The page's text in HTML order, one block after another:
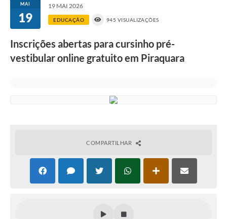
MAI
19
19 MAI 2026
EDUCAÇÃO 945 VISUALIZAÇÕES
Inscrições abertas para cursinho pré-
vestibular online gratuito em Piraquara
COMPARTILHAR